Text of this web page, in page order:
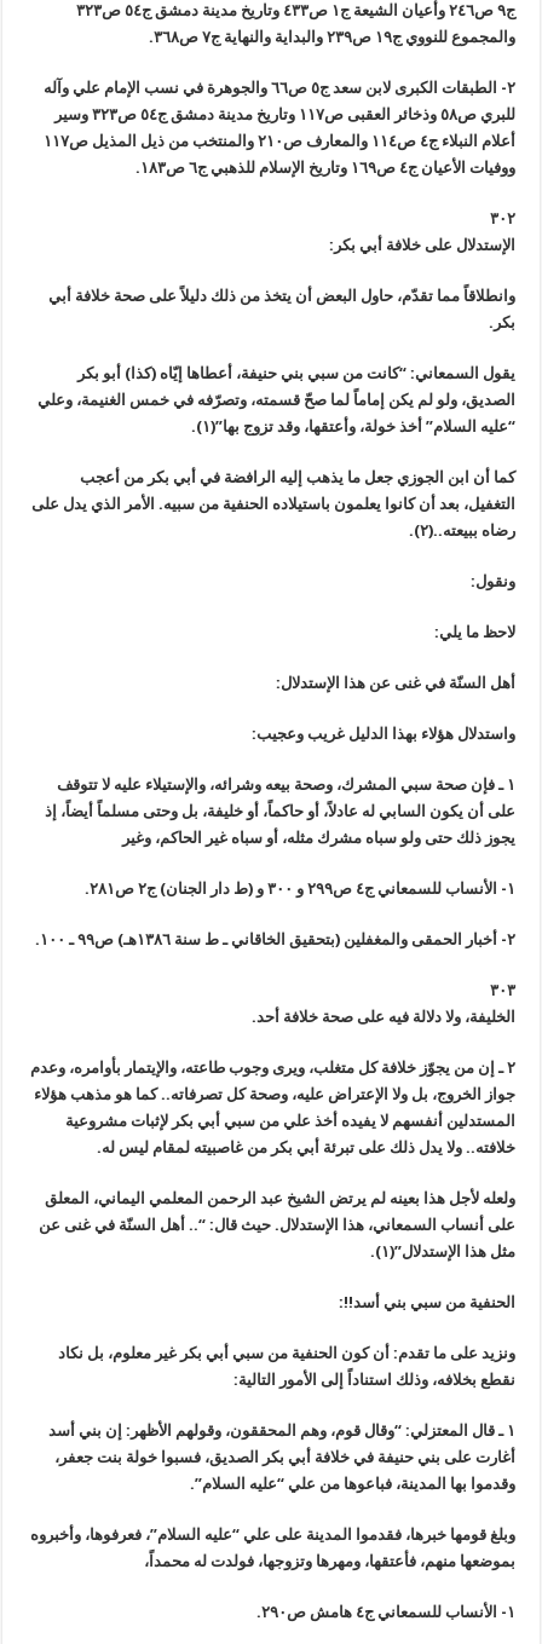
ج٩ ص٢٤٦ وأعيان الشيعة ج١ ص٤٣٣ وتاريخ مدينة دمشق ج٥٤ ص٣٢٣
والمجموع للنووي ج١٩ ص٢٣٩ والبداية والنهاية ج٧ ص٣٦٨.
٢- الطبقات الكبرى لابن سعد ج٥ ص٦٦ والجوهرة في نسب الإمام علي وآله
للبري ص٥٨ وذخائر العقبى ص١١٧ وتاريخ مدينة دمشق ج٥٤ ص٣٢٣ وسير
أعلام النبلاء ج٤ ص١١٤ والمعارف ص٢١٠ والمنتخب من ذيل المذيل ص١١٧
ووفيات الأعيان ج٤ ص١٦٩ وتاريخ الإسلام للذهبي ج٦ ص١٨٣.
٣٠٢
الإستدلال على خلافة أبي بكر:
وانطلاقاً مما تقدّم، حاول البعض أن يتخذ من ذلك دليلاً على صحة خلافة أبي
بكر.
يقول السمعاني: “كانت من سبي بني حنيفة، أعطاها إيّاه (كذا) أبو بكر
الصديق، ولو لم يكن إماماً لما صحّ قسمته، وتصرّفه في خمس الغنيمة، وعلي
“عليه السلام” أخذ خولة، وأعتقها، وقد تزوج بها”(١).
كما أن ابن الجوزي جعل ما يذهب إليه الرافضة في أبي بكر من أعجب
التغفيل، بعد أن كانوا يعلمون باستيلاده الحنفية من سبيه. الأمر الذي يدل على
رضاه ببيعته..(٢).
ونقول:
لاحظ ما يلي:
أهل السنّة في غنى عن هذا الإستدلال:
واستدلال هؤلاء بهذا الدليل غريب وعجيب:
١ ـ فإن صحة سبي المشرك، وصحة بيعه وشرائه، والإستيلاء عليه لا تتوقف
على أن يكون السابي له عادلاً، أو حاكماً، أو خليفة، بل وحتى مسلماً أيضاً، إذ
يجوز ذلك حتى ولو سباه مشرك مثله، أو سباه غير الحاكم، وغير
١- الأنساب للسمعاني ج٤ ص٢٩٩ و ٣٠٠ و (ط دار الجنان) ج٢ ص٢٨١.
٢- أخبار الحمقى والمغفلين (بتحقيق الخاقاني ـ ط سنة ١٣٨٦هـ) ص٩٩ ـ ١٠٠.
٣٠٣
الخليفة، ولا دلالة فيه على صحة خلافة أحد.
٢ ـ إن من يجوّز خلافة كل متغلب، ويرى وجوب طاعته، والإيتمار بأوامره، وعدم
جواز الخروج، بل ولا الإعتراض عليه، وصحة كل تصرفاته.. كما هو مذهب هؤلاء
المستدلين أنفسهم لا يفيده أخذ علي من سبي أبي بكر لإثبات مشروعية
خلافته.. ولا يدل ذلك على تبرئة أبي بكر من غاصبيته لمقام ليس له.
ولعله لأجل هذا بعينه لم يرتض الشيخ عبد الرحمن المعلمي اليماني، المعلق
على أنساب السمعاني، هذا الإستدلال. حيث قال: “.. أهل السنّة في غنى عن
مثل هذا الإستدلال”(١).
الحنفية من سبي بني أسد!!:
ونزيد على ما تقدم: أن كون الحنفية من سبي أبي بكر غير معلوم، بل نكاد
نقطع بخلافه، وذلك استناداً إلى الأمور التالية:
١ ـ قال المعتزلي: “وقال قوم، وهم المحققون، وقولهم الأظهر: إن بني أسد
أغارت على بني حنيفة في خلافة أبي بكر الصديق، فسبوا خولة بنت جعفر،
وقدموا بها المدينة، فباعوها من علي “عليه السلام”.
وبلغ قومها خبرها، فقدموا المدينة على علي “عليه السلام”، فعرفوها، وأخبروه
بموضعها منهم، فأعتقها، ومهرها وتزوجها، فولدت له محمداً،
١- الأنساب للسمعاني ج٤ هامش ص٢٩٠.